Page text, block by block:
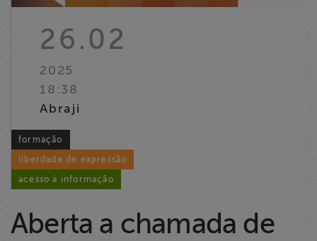
Informação
Liberdade de
Expressão
Projetos
e Litigância
26.02
2025
18:38
Abraji
formação
liberdade de expressão
acesso à informação
Aberta a chamada de